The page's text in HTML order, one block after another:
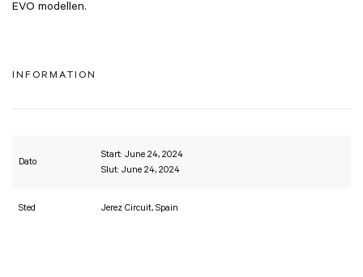
EVO modellen.
INFORMATION
Dato
Start: June 24, 2024
Slut: June 24, 2024
Sted Jerez Circuit, Spain